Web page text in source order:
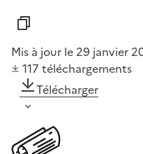
Mis à jour le 29 janvier
117 téléchargements
Télécharger